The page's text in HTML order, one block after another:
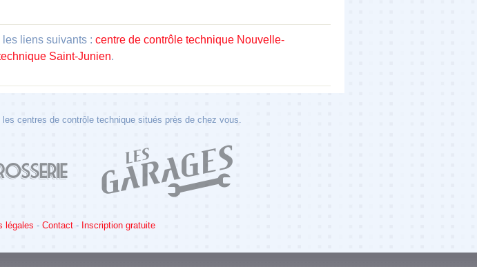
liens suivants : centre de contrôle technique Nouvelle-
Saint-Junien.
centres de contrôle technique situés près de chez vous.
légales - Contact - Inscription gratuite